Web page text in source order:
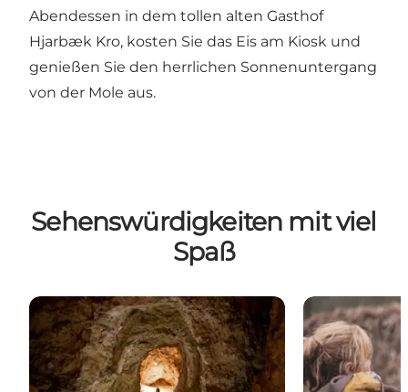
Abendessen in dem tollen alten Gasthof
Hjarbæk Kro, kosten Sie das Eis am Kiosk und
genießen Sie den herrlichen Sonnenuntergang
von der Mole aus.
Sehenswürdigkeiten mit viel
Spaß
Mønsted Kalkgruben bei Viborg Hvolris